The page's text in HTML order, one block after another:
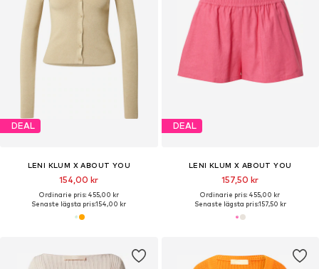
DEAL
LENI KLUM X ABOUT YOU
154,00 kr
Ordinarie pris: 455,00 kr
Senaste lägsta pris:154,00 kr
DEAL
LENI KLUM X ABOUT YOU
157,50 kr
Ordinarie pris: 455,00 kr
Senaste lägsta pris:157,50 kr